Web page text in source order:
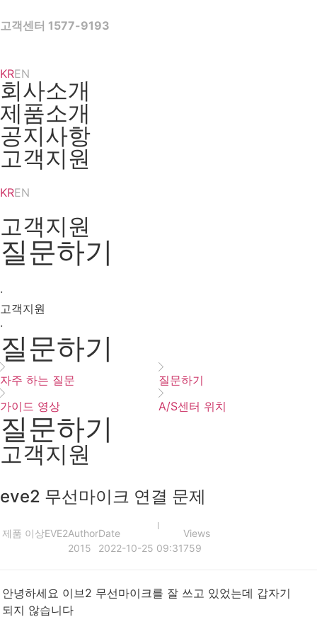
to
고객센터 1577-9193
KREN
회사소개
제품소개
공지사항
고객지원
KREN
고객지원
질문하기
·
고객지원
·
질문하기
자주 하는 질문
질문하기
가이드 영상
A/S센터 위치
질문하기
고객지원
eve2 무선마이크 연결 문제
제품 이상EVE2Author
2015
Date
2022-10-25 09:31
Views
759
안녕하세요 이브2 무선마이크를 잘 쓰고 있었는데 갑자기
되지 않습니다